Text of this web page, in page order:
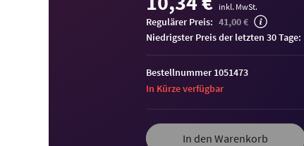
inkl. MwSt.
Regulärer Preis: 41,00 €
niedrigster Preis der letzten 30 Tage:
In den Warenkorb
Bestellnummer 1051473
In Kürze verfügbar